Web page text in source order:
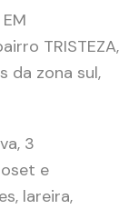
TRISTEZA,
da zona sul,
3
e
lareira,